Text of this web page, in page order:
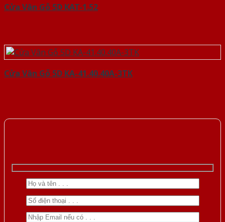
Cửa Vân Gỗ 5D KAT-1.52
Cửa Vân Gỗ 5D KA-41.40.40A-3TK